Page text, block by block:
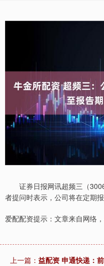
证券日报网讯超频三（
者提问时表示，公司将在定期
爱配配资提示：文章来自网络，
上一篇： 益配资 申通快递：